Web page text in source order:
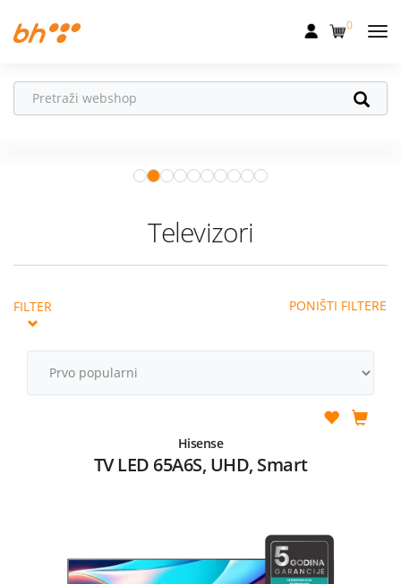
Fiksna
Akcije
Podrška
0
Apple Watch– vaš partner za
zdraviji i aktivniji život.
Televizori
FILTER PONIŠTI FILTERE
Hisense
TV LED 65A6S, UHD, Smart